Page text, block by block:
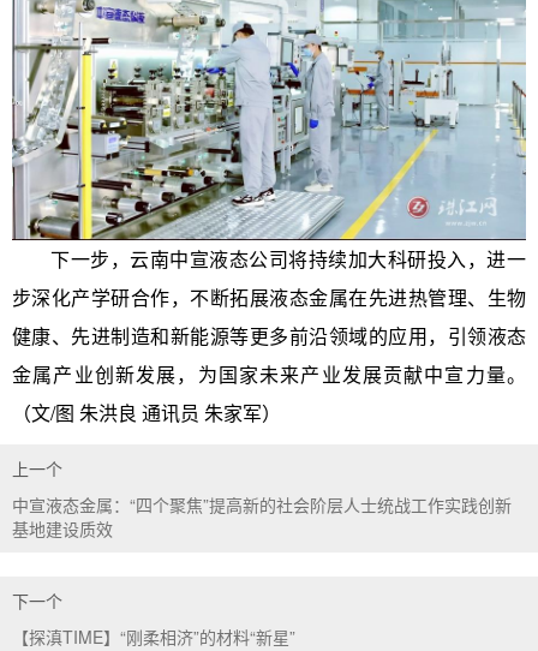
下一步，云南中宣液态公司将持续加大科研投入，进一
步深化产学研合作，不断拓展液态金属在先进热管理、生物
健康、先进制造和新能源等更多前沿领域的应用，引领液态
金属产业创新发展，为国家未来产业发展贡献中宣力量。
（文/图 朱洪良 通讯员 朱家军）
上一个
中宣液态金属：“四个聚焦”提高新的社会阶层人士统战工作实践创新
基地建设质效
下一个
【探滇TIME】“刚柔相济”的材料“新星”